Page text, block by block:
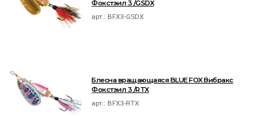
Фокстэил 3 /GSDX
арт.: BFX3-GSDX
Блесна вращающаяся BLUE FOX Вибракс
Фокстэил 3 /RTX
арт.: BFX3-RTX